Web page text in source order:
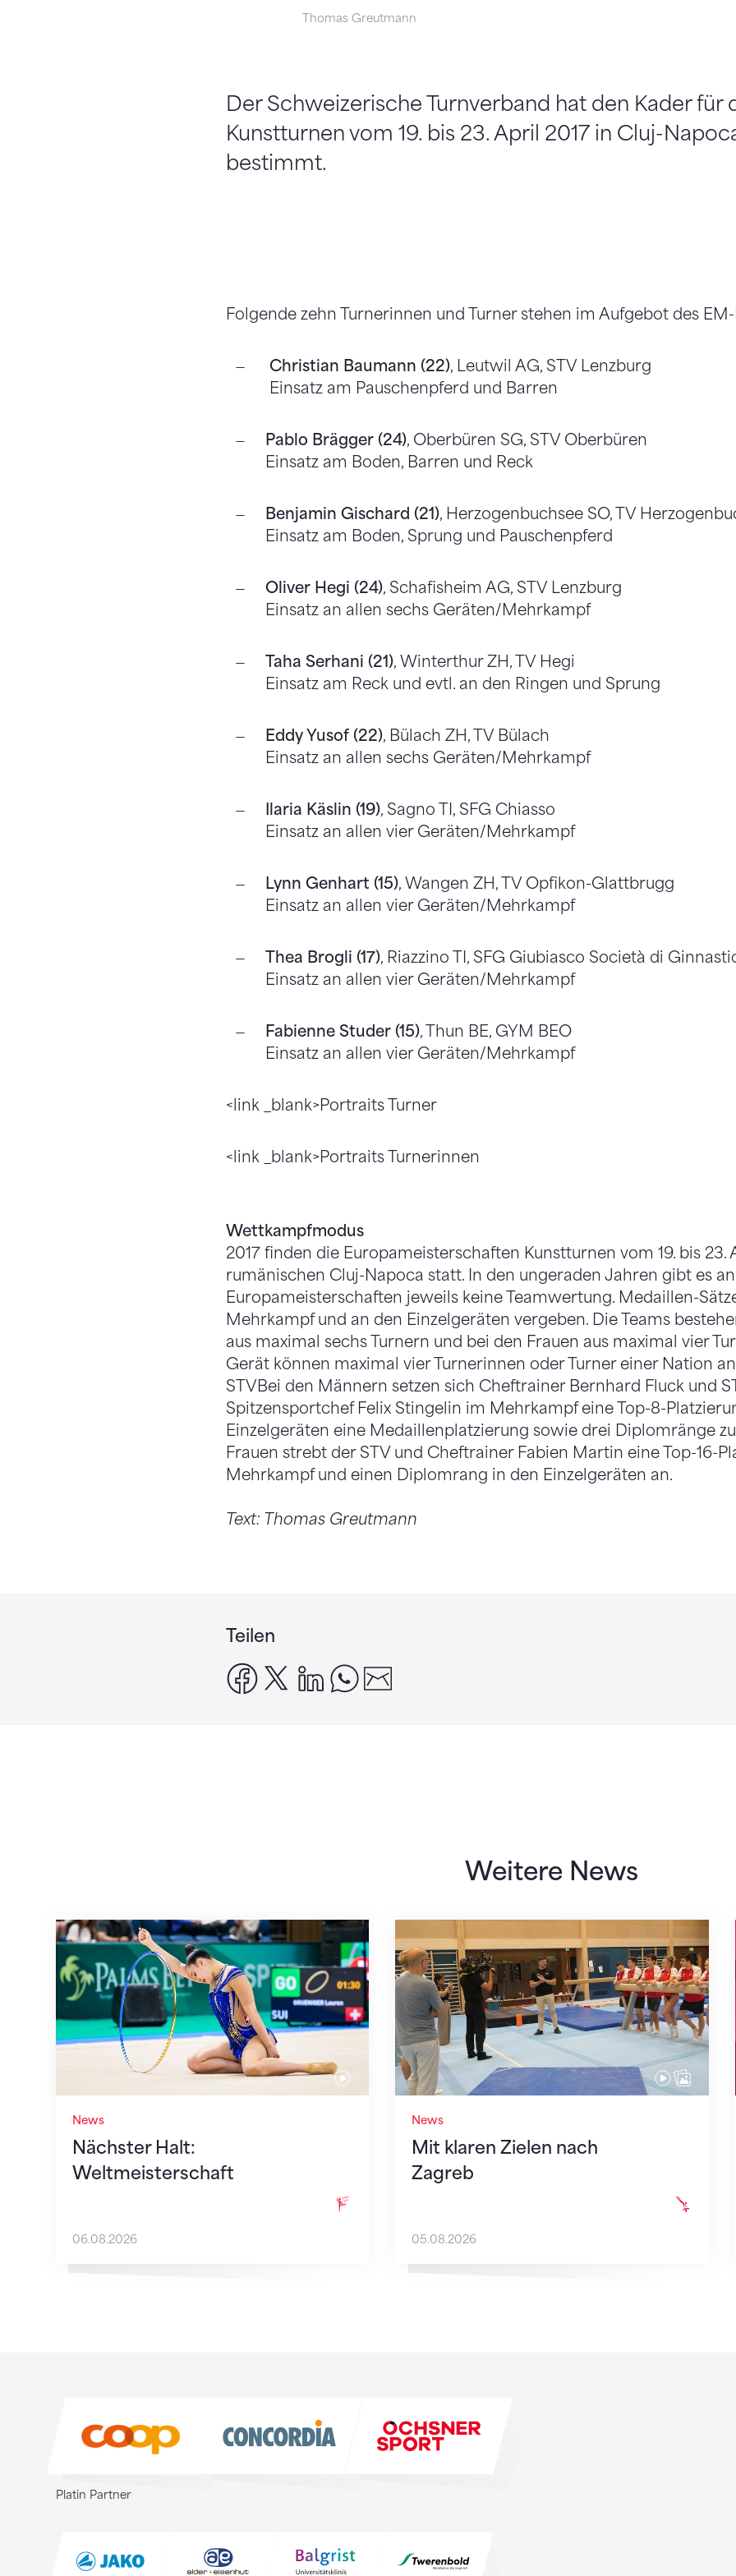
Thomas Greutmann
Der Schweizerische Turnverband hat den Kader für
Kunstturnen vom 19. bis 23. April 2017 in Cluj-
bestimmt.
Folgende zehn Turnerinnen und Turner stehen im Aufgebot des
Christian Baumann (22), Leutwil AG, STV Lenzburg
Einsatz am Pauschenpferd und Barren
Pablo Brägger (24), Oberbüren SG, STV Oberbüren
Einsatz am Boden, Barren und Reck
Benjamin Gischard (21), Herzogenbuchsee SO, TV
Einsatz am Boden, Sprung und Pauschenpferd
Oliver Hegi (24), Schafisheim AG, STV Lenzburg
Einsatz an allen sechs Geräten/Mehrkampf
Taha Serhani (21), Winterthur ZH, TV Hegi
Einsatz am Reck und evtl. an den Ringen und Sprung
Eddy Yusof (22), Bülach ZH, TV Bülach
Einsatz an allen sechs Geräten/Mehrkampf
Ilaria Käslin (19), Sagno TI, SFG Chiasso
Einsatz an allen vier Geräten/Mehrkampf
Lynn Genhart (15), Wangen ZH, TV Opfikon-Glattbrugg
Einsatz an allen vier Geräten/Mehrkampf
Thea Brogli (17), Riazzino TI, SFG Giubiasco Società di
Einsatz an allen vier Geräten/Mehrkampf
Fabienne Studer (15), Thun BE, GYM BEO
Einsatz an allen vier Geräten/Mehrkampf
<link _blank>Portraits Turner
<link _blank>Portraits Turnerinnen
Wettkampfmodus
2017 finden die Europameisterschaften Kunstturnen vom 19. bis 23.
rumänischen Cluj-Napoca statt. In den ungeraden Jahren gibt es
Europameisterschaften jeweils keine Teamwertung. Medaillen-
Mehrkampf und an den Einzelgeräten vergeben. Die Teams
aus maximal sechs Turnern und bei den Frauen aus maximal vier
Gerät können maximal vier Turnerinnen oder Turner einer Nation
STVBei den Männern setzen sich Cheftrainer Bernhard Fluck und
Spitzensportchef Felix Stingelin im Mehrkampf eine Top-8-
Einzelgeräten eine Medaillenplatzierung sowie drei Diplomränge
Frauen strebt der STV und Cheftrainer Fabien Martin eine Top-16-
Mehrkampf und einen Diplomrang in den Einzelgeräten an.
Text: Thomas Greutmann
Teilen
facebook
x linkedinwhatsapp
Weitere News
News
Nächster Halt:
Weltmeisterschaft
Nächster Halt: Weltmeisterschaft
06.08.2026
News
Mit klaren Zielen nach
Zagreb
Mit klaren Zielen nach Zagreb
05.08.2026
Platin Partner